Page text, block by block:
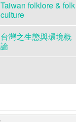
Taiwan folklore & folk
culture
台灣之生態與環境概
論